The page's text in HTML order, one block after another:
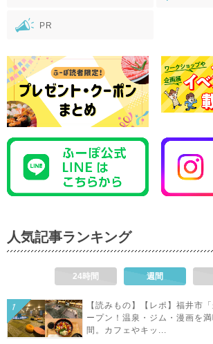
PR
人気記事ランキング
24時間 週間
【読みもの】【レポ】福井市
ープン！温泉・ジム・漫画を
間。カフェやキッ...